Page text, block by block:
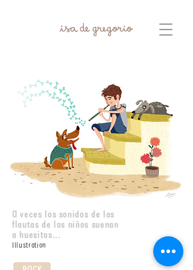
A veces los sonidos de las
flautas de los niños suenan
a huesitos...
Illustration